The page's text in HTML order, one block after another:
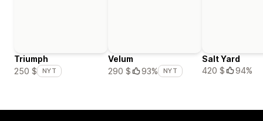
Triumph
250 $
NYT
Velum
290 $
93% NYT
Salt Yard
420 $
94%